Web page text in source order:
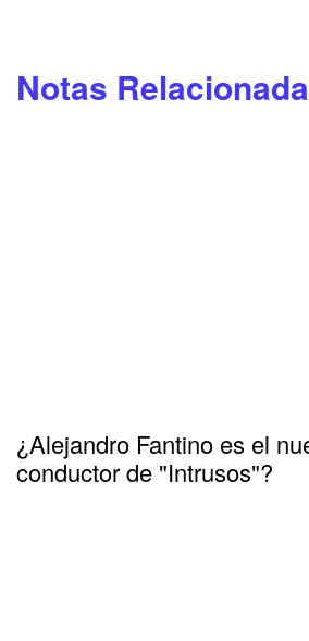
Notas
¿Alejandro Fantino es el
conductor de "Intrusos"?